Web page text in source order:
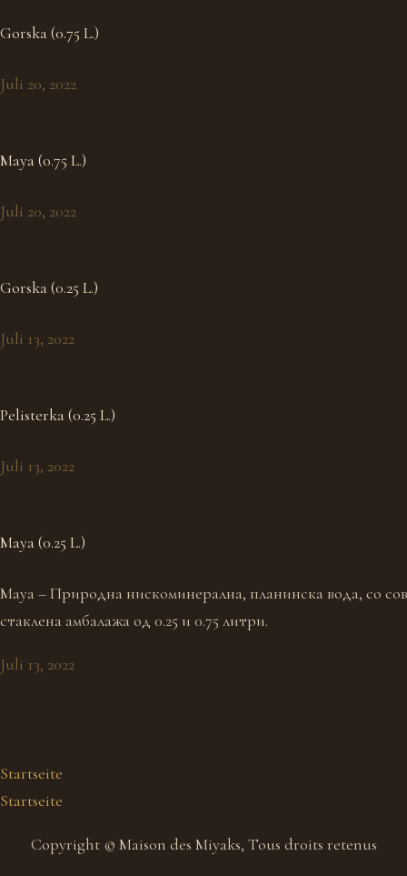
Gorska (0.75 L.)
Juli 20, 2022
Maya (0.75 L.)
Juli 20, 2022
Gorska (0.25 L.)
Juli 13, 2022
Pelisterka (0.25 L.)
Juli 13, 2022
Maya (0.25 L.)
Maya – Природна нискоминерална, планинска вода, со
стаклена амбалажа од 0.25 и 0.75 литри.
Juli 13, 2022
Startseite
Startseite
Copyright © Maison des Miyaks, Tous droits retenus